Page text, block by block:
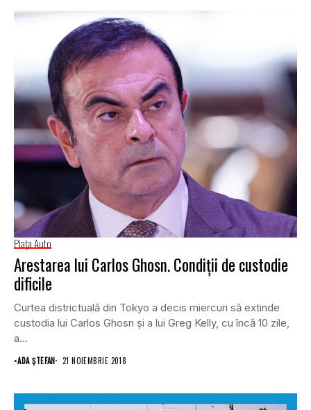
Piaţa Auto
Arestarea lui Carlos Ghosn. Condiţii de custodie
dificile
Curtea districtuală din Tokyo a decis miercuri să extinde
custodia lui Carlos Ghosn şi a lui Greg Kelly, cu încă 10 zile,
a...
•ADA ȘTEFAN 21 NOIEMBRIE 2018